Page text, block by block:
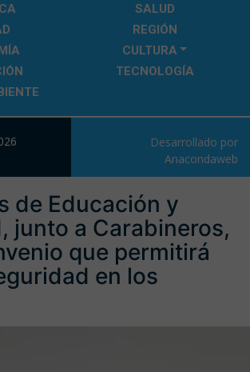
SALUD
REGIÓN
CULTURA
TECNOLOGÍA
Desarrollado por
Anacondaweb
de Educación y
junto a Carabineros,
que permitirá
en los